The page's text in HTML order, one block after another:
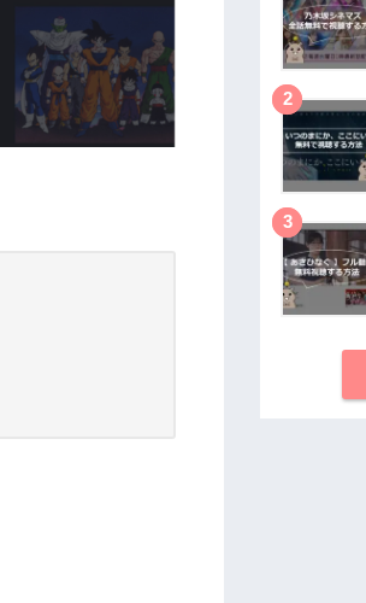
2
3